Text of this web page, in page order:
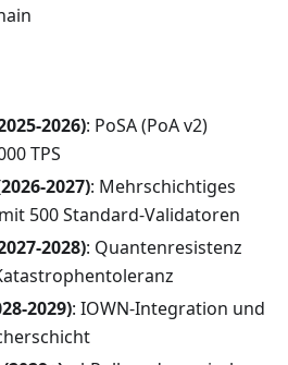
2026): PoSA (PoA v2)
TPS
2027): Mehrschichtiges
500 Standard-Validatoren
2028): Quantenresistenz
2029): IOWN-Integration und